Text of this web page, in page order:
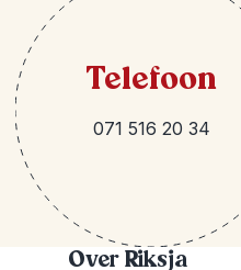
Telefoon
071 516 20 34
Over Riksja